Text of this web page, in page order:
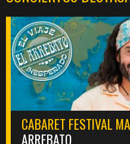
CABARET FESTIVAL
ARREBATO